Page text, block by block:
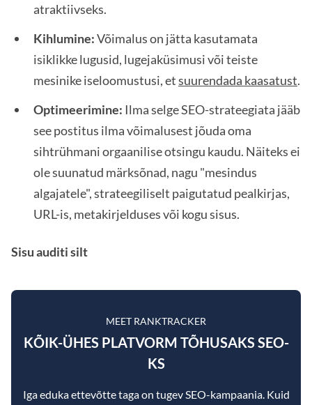
atraktiivseks.
Kihlumine:Võimalus on jätta kasutamata
isiklikke lugusid, lugejaküsimusi või teiste
mesinike iseloomustusi, etsuurendada kaasatust.
Optimeerimine: Ilma selge SEO-strateegiata jääb
see postitus ilma võimalusest jõuda oma
sihtrühmani orgaanilise otsingu kaudu. Näiteks ei
ole suunatud märksõnad, nagu "mesindus
algajatele", strateegiliselt paigutatud pealkirjas,
URL-is, metakirjelduses või kogu sisus.
Sisu auditi silt
MEET RANKTRACKER
KÕIK-ÜHES PLATVORM TÕHUSAKS SEO-
KS
Iga eduka ettevõtte taga on tugev SEO-kampaania. Kuid